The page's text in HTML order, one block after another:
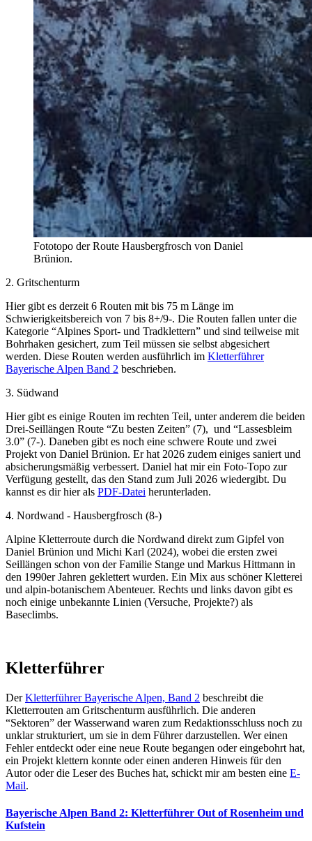
Fototopo der Route Hausbergfrosch von Daniel
Brünion.
2. Gritschenturm
Hier gibt es derzeit 6 Routen mit bis 75 m Länge im
Schwierigkeitsbereich von 7 bis 8+/9-. Die Routen fallen unter die
Kategorie “Alpines Sport- und Tradklettern” und sind teilweise mit
Bohrhaken gesichert, zum Teil müssen sie selbst abgesichert
werden. Diese Routen werden ausführlich im Kletterführer
Bayerische Alpen Band 2 beschrieben.
3. Südwand
Hier gibt es einige Routen im rechten Teil, unter anderem die beiden
Drei-Seillängen Route “Zu besten Zeiten” (7), und “Lassesbleim
3.0” (7-). Daneben gibt es noch eine schwere Route und zwei
Projekt von Daniel Brünion. Er hat 2026 zudem einiges saniert und
absicherungsmäßig verbessert. Daniel hat mir ein Foto-Topo zur
Verfügung gestellt, das den Stand zum Juli 2026 wiedergibt. Du
kannst es dir hier als PDF-Datei herunterladen.
4. Nordwand - Hausbergfrosch (8-)
Alpine Kletterroute durch die Nordwand direkt zum Gipfel von
Daniel Brünion und Michi Karl (2024), wobei die ersten zwei
Seillängen schon von der Familie Stange und Markus Hittmann in
den 1990er Jahren geklettert wurden. Ein Mix aus schöner Kletterei
und alpin-botanischem Abenteuer. Rechts und links davon gibt es
noch einige unbekannte Linien (Versuche, Projekte?) als
Baseclimbs.
Kletterführer
DerKletterführer Bayerische Alpen, Band 2 beschreibt die
Kletterrouten am Gritschenturm ausführlich. Die anderen
“Sektoren” der Wasserwand waren zum Redaktionsschluss noch zu
unklar strukturiert, um sie in dem Führer darzustellen. Wer einen
Fehler entdeckt oder eine neue Route begangen oder eingebohrt hat,
ein Projekt klettern konnte oder einen anderen Hinweis für den
Autor oder die Leser des Buches hat, schickt mir am besten eine E-
Mail.
Bayerische Alpen Band 2: Kletterführer Out of Rosenheim und
Kufstein